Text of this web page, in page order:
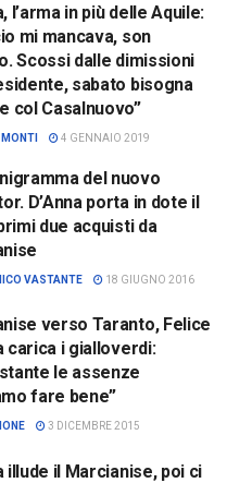
l’arma in più delle Aquile:
mi mancava, son
Scossi dalle dimissioni
sabato bisogna
col Casalnuovo”
4 GENNAIO 2019
del nuovo
D’Anna porta in dote il
due acquisti da
VASTANTE 18 GIUGNO 2016
verso Taranto, Felice
carica i gialloverdi:
le assenze
fare bene”
3 DICEMBRE 2015
illude il Marcianise, poi ci